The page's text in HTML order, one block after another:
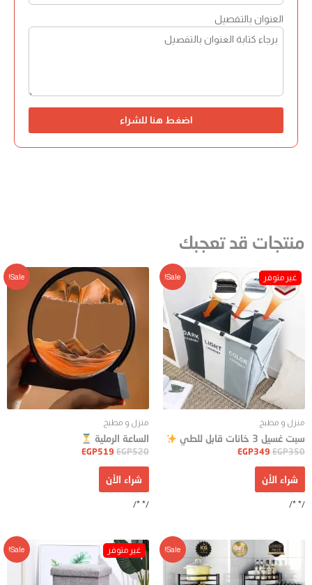
العنوان بالتفصيل
اضغط هنا للشراء
منتجات قد تعجبك
Sale!
منزل و مطبخ
سبت غسيل 3 خانات قابل للطي
EGP350
EGP349
شراء الأن
/* */
Sale!
منزل و مطبخ
الساعة الرملية
EGP520
EGP519
شراء الأن
/* */
Sale!
Sale!